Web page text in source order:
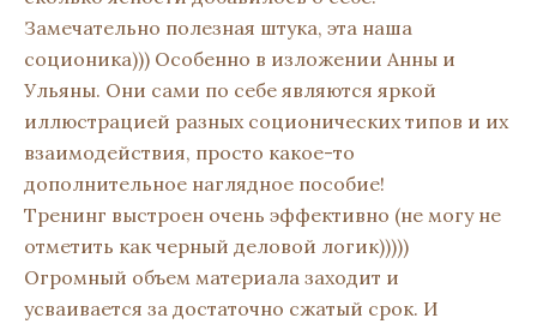
Замечательно полезная штука, эта наша
соционика))) Особенно в изложении Анны и
Ульяны. Они сами по себе являются яркой
иллюстрацией разных соционических типов и их
взаимодействия, просто какое-то
дополнительное наглядное пособие!
Тренинг выстроен очень эффективно (не могу не
отметить как черный деловой логик)))))
Огромный объем материала заходит и
усваивается за достаточно сжатый срок. И